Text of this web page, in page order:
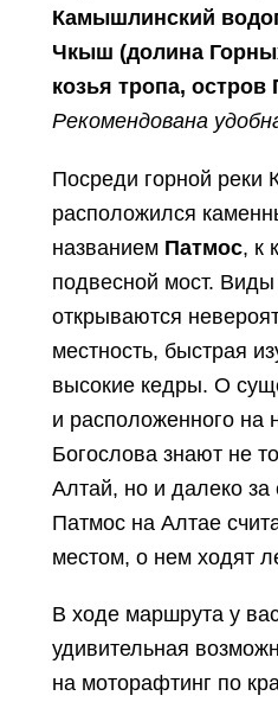
Камышлинский
Чкыш (долина
козья тропа, остров
Рекомендована
Посреди горной реки
расположился
названием Патмос, к
подвесной мост.
открываются
местность, быстрая
высокие кедры. О
и расположенного на
Богослова знают не
Алтай, но и далеко
Патмос на Алтае
местом, о нем ходят
В ходе маршрута у
удивительная
на моторафтинг по